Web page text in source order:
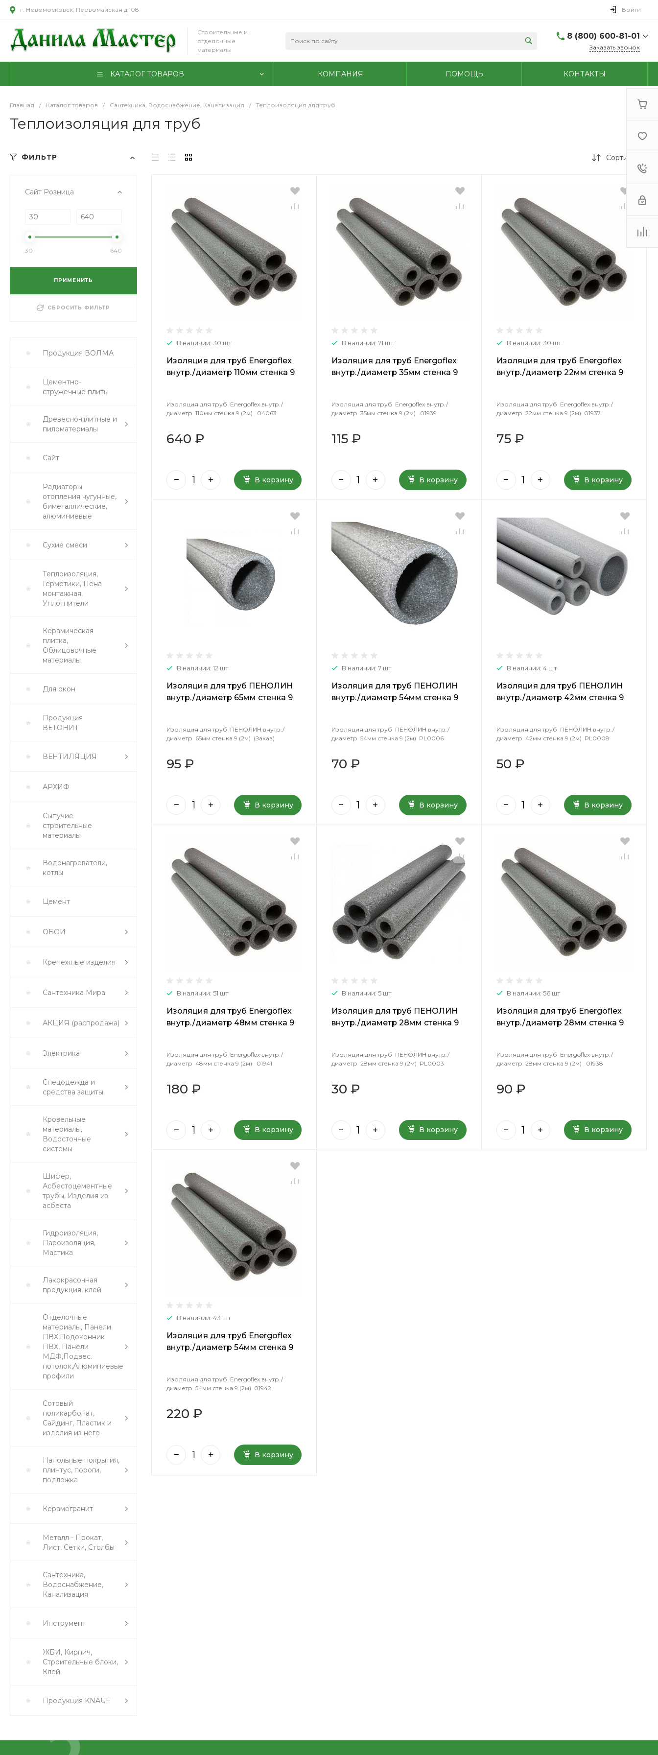
г. Новомосковск, Первомайская д.108 Войти
Строительные и
отделочные
материалы
8 (800) 600-81-01
г. Новомосковск,
9.00-18.00
г. Узловая, Базарная
Пн - Сб: 9.00-17.00 Вс:
(48735) 4-03-85
г. Кимовск,
Первомайская д.41
Пн - Сб: 9.00-17.00 Вс:
9.00-15.00
Заказать звонок
КАТАЛОГ ТОВАРОВ КОМПАНИЯ ПОМОЩЬ КОНТАКТЫ
Главная / Каталог товаров / Сантехника, Водоснабжение, Канализация / Теплоизоляция для труб
Теплоизоляция для труб
ФИЛЬТР
Сайт Розница
30 640
ПРИМЕНИТЬ
СБРОСИТЬ ФИЛЬТР
Продукция ВОЛМА
Цементно-
стружечные плиты
Древесно-плитные и
пиломатериалы
Сайт
Радиаторы
отопления чугунные,
биметаллические,
алюминиевые
Сухие смеси
Теплоизоляция,
Герметики, Пена
монтажная,
Уплотнители
Керамическая
плитка,
Облицовочные
материалы
Для окон
Продукция
ВЕТОНИТ
ВЕНТИЛЯЦИЯ
АРХИФ
Сыпучие
строительные
материалы
Водонагреватели,
котлы
Цемент
ОБОИ
Крепежные изделия
Сантехника Мира
АКЦИЯ (распродажа)
Электрика
Спецодежда и
средства защиты
Кровельные
материалы,
Водосточные
системы
Шифер,
Асбестоцементные
трубы, Изделия из
асбеста
Гидроизоляция,
Пароизоляция,
Мастика
Лакокрасочная
продукция, клей
Отделочные
материалы, Панели
ПВХ,Подоконник
ПВХ, Панели
МДФ,Подвес.
потолок,Алюминиевые
профили
Сотовый
поликарбонат,
Сайдинг, Пластик и
изделия из него
Напольные покрытия,
плинтус, пороги,
подложка
Керамогранит
Металл - Прокат,
Лист, Сетки, Столбы
Сантехника,
Водоснабжение,
Канализация
Инструмент
ЖБИ, Кирпич,
Строительные блоки,
Клей
Продукция KNAUF
Сортировка
В наличии: 30 шт
Изоляция для труб Energoflex
внутр./диаметр 110мм стенка 9
Изоляция для труб Energoflex внутр./
диаметр 110мм стенка 9 (2м) 04063
640 ₽
В корзину
В наличии: 71 шт
Изоляция для труб Energoflex
внутр./диаметр 35мм стенка 9
Изоляция для труб Energoflex внутр./
диаметр 35мм стенка 9 (2м) 01939
115 ₽
В корзину
В наличии: 30 шт
Изоляция для труб Energoflex
внутр./диаметр 22мм стенка 9
Изоляция для труб Energoflex внутр./
диаметр 22мм стенка 9 (2м) 01937
75 ₽
В корзину
В наличии: 12 шт
Изоляция для труб ПЕНОЛИН
внутр./диаметр 65мм стенка 9
Изоляция для труб ПЕНОЛИН внутр./
диаметр 65мм стенка 9 (2м) (Заказ)
95 ₽
В корзину
В наличии: 7 шт
Изоляция для труб ПЕНОЛИН
внутр./диаметр 54мм стенка 9
Изоляция для труб ПЕНОЛИН внутр./
диаметр 54мм стенка 9 (2м) PL0006
70 ₽
В корзину
В наличии: 4 шт
Изоляция для труб ПЕНОЛИН
внутр./диаметр 42мм стенка 9
Изоляция для труб ПЕНОЛИН внутр./
диаметр 42мм стенка 9 (2м) PL0008
50 ₽
В корзину
В наличии: 51 шт
Изоляция для труб Energoflex
внутр./диаметр 48мм стенка 9
Изоляция для труб Energoflex внутр./
диаметр 48мм стенка 9 (2м) 01941
180 ₽
В корзину
В наличии: 5 шт
Изоляция для труб ПЕНОЛИН
внутр./диаметр 28мм стенка 9
Изоляция для труб ПЕНОЛИН внутр./
диаметр 28мм стенка 9 (2м) PL0003
30 ₽
В корзину
В наличии: 56 шт
Изоляция для труб Energoflex
внутр./диаметр 28мм стенка 9
Изоляция для труб Energoflex внутр./
диаметр 28мм стенка 9 (2м) 01938
90 ₽
В корзину
В наличии: 43 шт
Изоляция для труб Energoflex
внутр./диаметр 54мм стенка 9
Изоляция для труб Energoflex внутр./
диаметр 54мм стенка 9 (2м) 01942
220 ₽
В корзину